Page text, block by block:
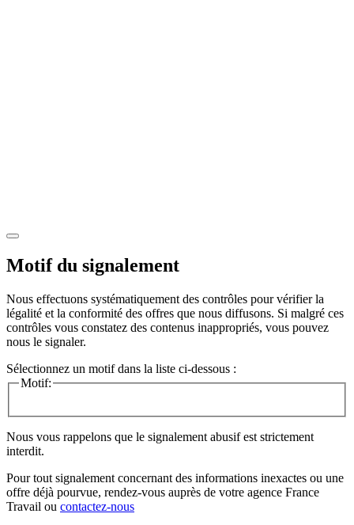
Motif du signalement
Nous effectuons systématiquement des contrôles pour vérifier la
légalité et la conformité des offres que nous diffusons. Si malgré ces
contrôles vous constatez des contenus inappropriés, vous pouvez
nous le signaler.
Sélectionnez un motif dans la liste ci-dessous :
Motif:
Nous vous rappelons que le signalement abusif est strictement
interdit.
Pour tout signalement concernant des informations inexactes ou une
offre déjà pourvue, rendez-vous auprès de votre agence France
Travail ou contactez-nous